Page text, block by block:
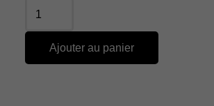
Ajouter au panier